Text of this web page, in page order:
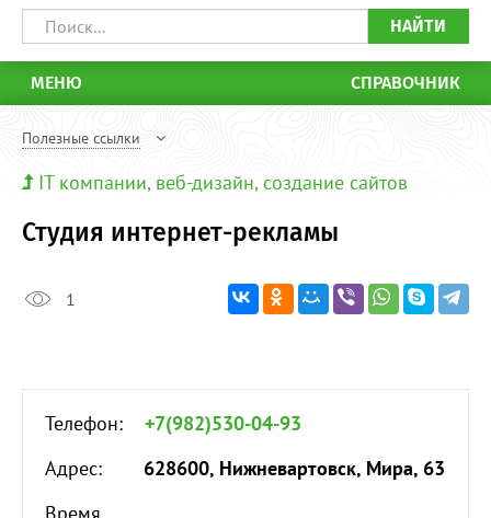
НАЙТИ
МЕНЮ СПРАВОЧНИК
Полезные ссылки
IT компании, веб-дизайн, создание сайтов
Студия интернет-рекламы
1
Телефон:
+7(982)530-04-93
Адрес:
628600, Нижневартовск, Мира, 63